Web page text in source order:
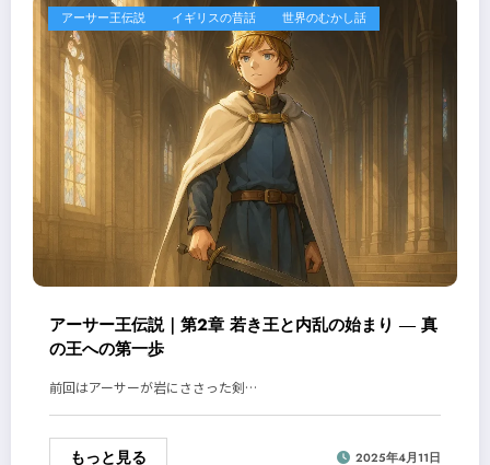
アーサー王伝説 イギリスの昔話 世界のむかし話
アーサー王伝説｜第2章 若き王と内乱の始まり ― 真
の王への第一歩
前回はアーサーが岩にささった剣…
もっと見る 2025年4月11日